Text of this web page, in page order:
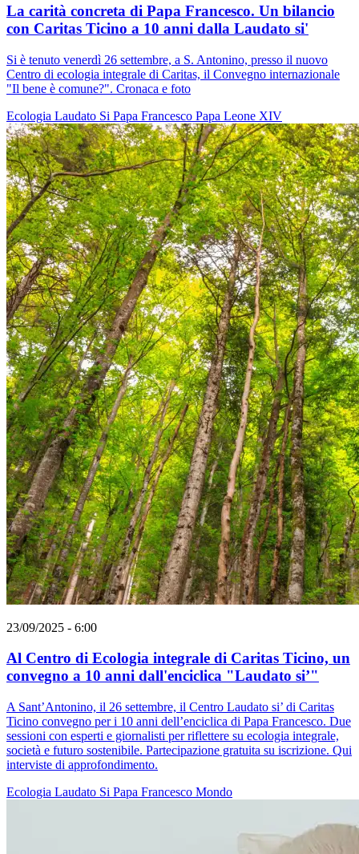
La carità concreta di Papa Francesco. Un bilancio
con Caritas Ticino a 10 anni dalla Laudato si'
Si è tenuto venerdì 26 settembre, a S. Antonino, presso il nuovo
Centro di ecologia integrale di Caritas, il Convegno internazionale
"Il bene è comune?". Cronaca e foto
Ecologia Laudato Si Papa Francesco Papa Leone XIV
23/09/2025 - 6:00
Al Centro di Ecologia integrale di Caritas Ticino, un
convegno a 10 anni dall'enciclica "Laudato si’"
A Sant’Antonino, il 26 settembre, il Centro Laudato si’ di Caritas
Ticino convegno per i 10 anni dell’enciclica di Papa Francesco. Due
sessioni con esperti e giornalisti per riflettere su ecologia integrale,
società e futuro sostenibile. Partecipazione gratuita su iscrizione. Qui
interviste di approfondimento.
Ecologia Laudato Si Papa Francesco Mondo